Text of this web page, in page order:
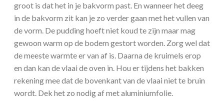
groot is dat het in je bakvorm past. En wanneer het deeg
in de bakvorm zit kan je zo verder gaan met het vullen van
de vorm. De pudding hoeft niet koud te zijn maar mag
gewoon warm op de bodem gestort worden. Zorg wel dat
de meeste warmte er van af is. Daarna de kruimels erop
en dan kan de vlaai de oven in. Hou er tijdens het bakken
rekening mee dat de bovenkant van de vlaai niet te bruin
wordt. Dek het zo nodig af met aluminiumfolie.